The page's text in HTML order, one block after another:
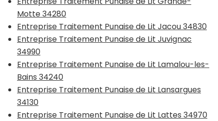
Motte 34280
Entreprise Traitement Punaise de Lit Jacou 34830
Entreprise Traitement Punaise de Lit Juvignac
34990
Entreprise Traitement Punaise de Lit Lamalou-les-
Bains 34240
Entreprise Traitement Punaise de Lit Lansargues
34130
Entreprise Traitement Punaise de Lit Lattes 34970